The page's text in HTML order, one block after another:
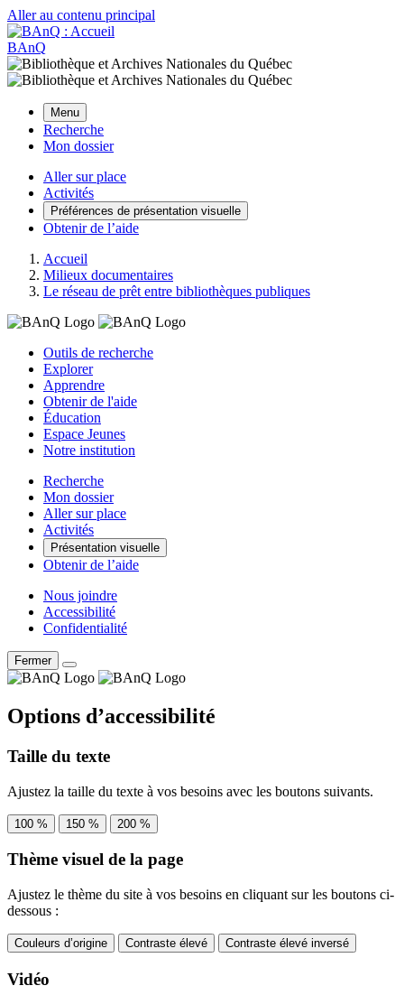
Aller au contenu principal
BAnQ
Menu
Recherche
Mon dossier
Aller sur place
Activités
Préférences de présentation visuelle
Obtenir de l’aide
Accueil
Milieux documentaires
Le réseau de prêt entre bibliothèques publiques
Outils de recherche
Explorer
Apprendre
Obtenir de l'aide
Éducation
Espace Jeunes
Notre institution
Recherche
Mon dossier
Aller sur place
Activités
Présentation visuelle
Obtenir de l’aide
Nous joindre
Accessibilité
Confidentialité
Fermer
Options d’accessibilité
Taille du texte
Ajustez la taille du texte à vos besoins avec les boutons suivants.
100 % 150 % 200 %
Thème visuel de la page
Ajustez le thème du site à vos besoins en cliquant sur les boutons ci-
dessous :
Couleurs d’origine Contraste élevé Contraste élevé inversé
Vidéo